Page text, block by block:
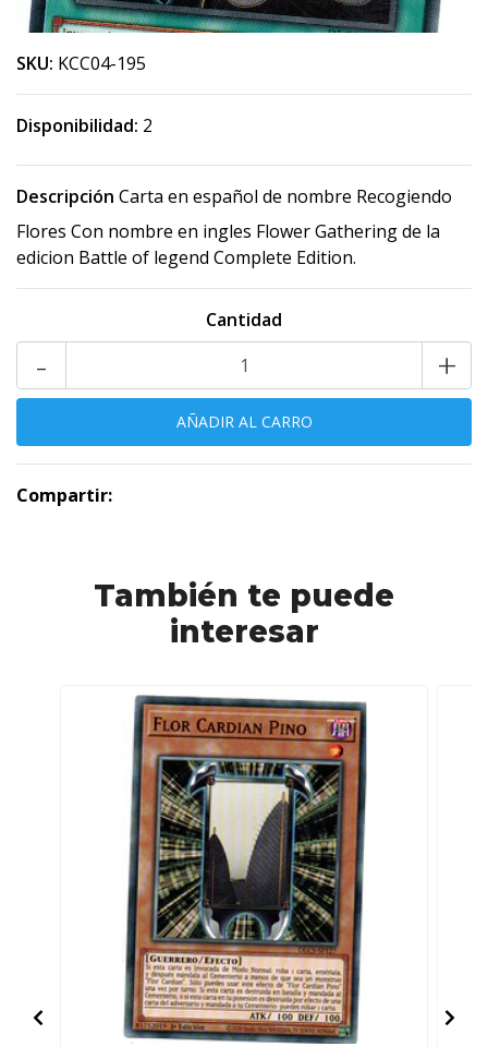
SKU: KCC04-195
Disponibilidad: 2
Descripción Carta en español de nombre Recogiendo
Flores Con nombre en ingles Flower Gathering de la
edicion Battle of legend Complete Edition.
Cantidad
+
-
Compartir:
También te puede
interesar